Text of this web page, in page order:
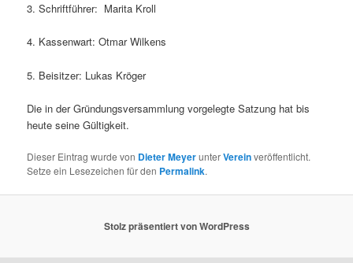
3. Schriftführer: Marita Kroll
4. Kassenwart: Otmar Wilkens
5. Beisitzer: Lukas Kröger
Die in der Gründungsversammlung vorgelegte Satzung hat bis
heute seine Gültigkeit.
Dieser Eintrag wurde von Dieter MeyerunterVereinveröffentlicht.
Setze ein Lesezeichen für den Permalink.
Stolz präsentiert von WordPress